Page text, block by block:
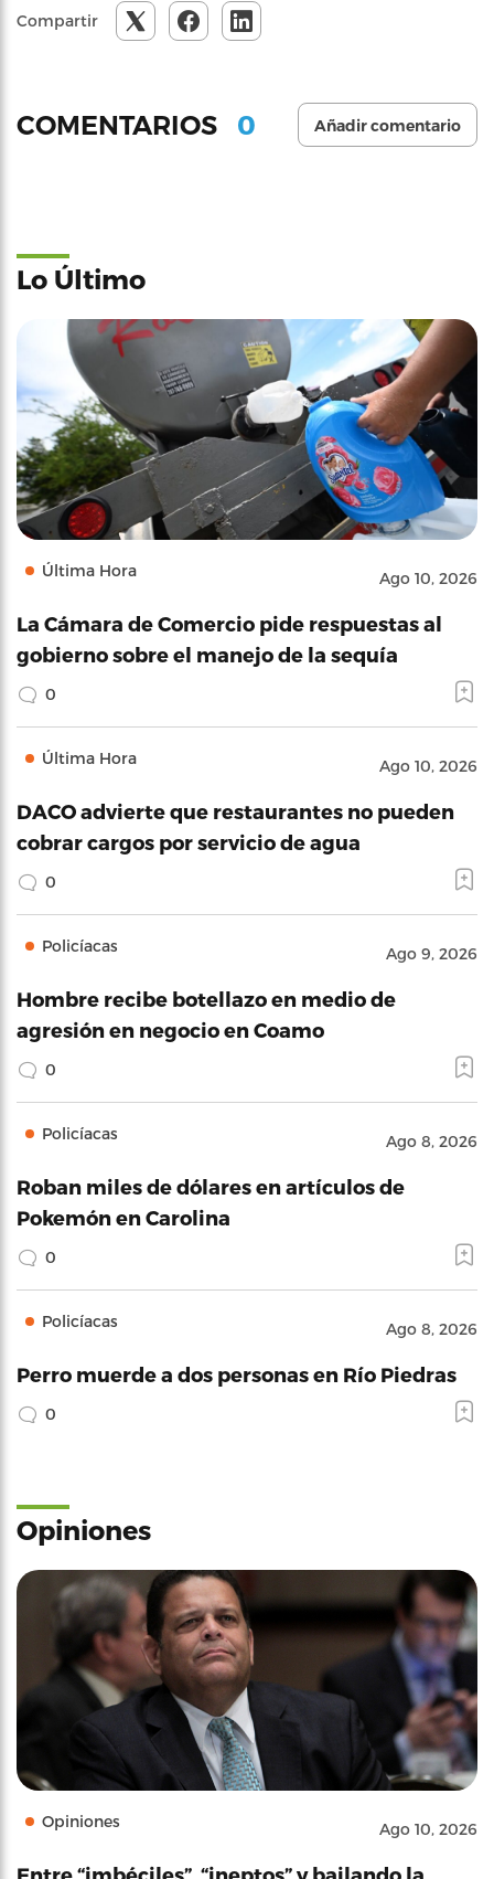
Compartir
COMENTARIOS 0 Añadir comentario
Lo Último
Última Hora Ago 10, 2026
La Cámara de Comercio pide respuestas al
gobierno sobre el manejo de la sequía
0
Última Hora Ago 10, 2026
DACO advierte que restaurantes no pueden
cobrar cargos por servicio de agua
0
Policíacas Ago 9, 2026
Hombre recibe botellazo en medio de
agresión en negocio en Coamo
0
Policíacas Ago 8, 2026
Roban miles de dólares en artículos de
Pokemón en Carolina
0
Policíacas Ago 8, 2026
Perro muerde a dos personas en Río Piedras
0
Opiniones
Opiniones Ago 10, 2026
Entre “imbéciles”, “ineptos” y bailando la